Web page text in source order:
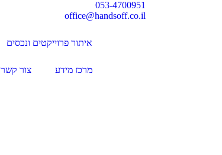
053-4700951
office@handsoff.co.il
איתור פרוייקטים ונכסים
מרכז מידע צור קשר